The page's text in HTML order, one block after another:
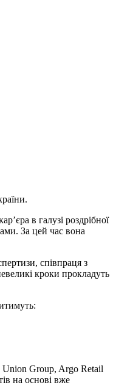
в галузі роздрібної
За цей час вона
співпраця з
кроки прокладуть
Union Group, Argo Retail
на основі вже